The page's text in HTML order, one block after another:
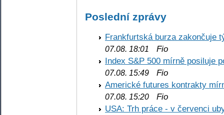
Poslední zprávy
Frankfurtská burza zakončuje
07.08. 18:01
Fio
Index S&P 500 mírně posiluje
07.08. 15:49 Fio
Americké futures kontrakty
07.08. 15:20 Fio
USA: Trh práce - v červenci